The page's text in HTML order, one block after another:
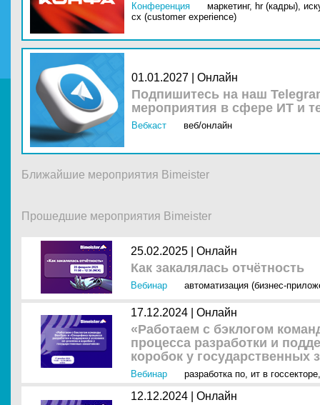
Конференция маркетинг, hr (кадры),
cx (customer experience)
01.01.2027 | Онлайн
Подпишитесь на наш
мероприятия в сфере ИТ и
Вебкаст веб/онлайн
Ближайшие мероприятия Bimeister
Прошедшие мероприятия Bimeister
25.02.2025 | Онлайн
Как закалялась отчётность
Вебинар автоматизация (бизнес-
17.12.2024 | Онлайн
«Работаем с бэклогом
процесса разработки и
коробок у государственных
Вебинар разработка по, ит в госсекторе
12.12.2024 | Онлайн